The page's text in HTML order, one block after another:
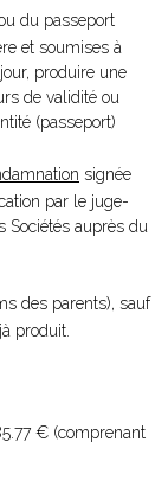
du passeport
et soumises à
produire une
de validité ou
(passeport)
signée
par le juge-
Sociétés auprès du
des parents), sauf
produit.
€ (comprenant